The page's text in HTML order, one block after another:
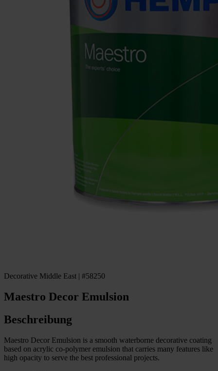
Decorative Middle East | #58250
Maestro Decor Emulsion
Beschreibung
Maestro Decor Emulsion is a smooth waterborne decorative coating
based on acrylic co-polymer emulsion that carries many features like
high opacity to serve the best professional projects.